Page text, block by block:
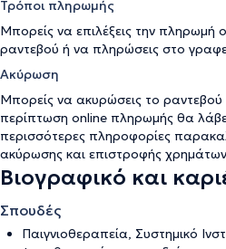
Τρόποι πληρωμής
Μπορείς να επιλέξεις την πληρωμή
ραντεβού ή να πληρώσεις στο
Ακύρωση
Μπορείς να ακυρώσεις το
περίπτωση online πληρωμής θα
περισσότερες πληροφορίες
ακύρωσης και επιστροφής χρημάτων
Βιογραφικό και
Σπουδές
Παιγνιοθεραπεία, Συστημικό